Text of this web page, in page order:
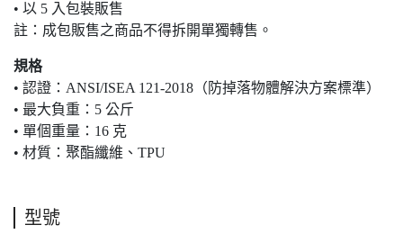
• 以 5 入包裝販售
註：成包販售之商品不得拆開單獨轉售。
規格
• 認證：ANSI/ISEA 121-2018（防掉落物體解決方案標準）
• 最大負重：5 公斤
• 單個重量：16 克
• 材質：聚酯纖維、TPU
型號